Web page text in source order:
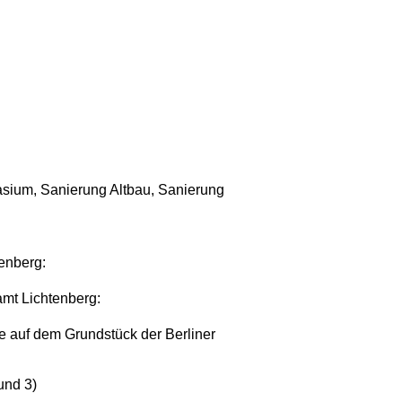
Sanierung Altbau, Sanierung
Lichtenberg:
auf dem Grundstück der Berliner
3)